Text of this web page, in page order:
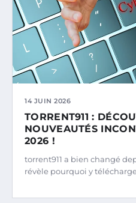
14 JUIN 2026
TORRENT911 :
NOUVEAUTÉS
2026 !
torrent911 a bien changé
révèle pourquoi y